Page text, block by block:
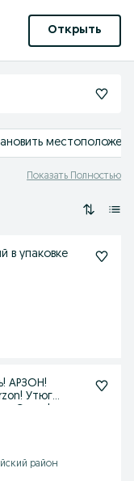
Открыть
Показать Полностью
в упаковке
АРЗОН!
Утюг
район